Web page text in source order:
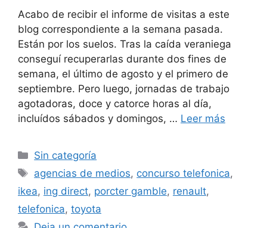
Acabo de recibir el informe de visitas a este
blog correspondiente a la semana pasada.
Están por los suelos. Tras la caída veraniega
conseguí recuperarlas durante dos fines de
semana, el último de agosto y el primero de
septiembre. Pero luego, jornadas de trabajo
agotadoras, doce y catorce horas al día,
incluídos sábados y domingos, … Leer más
Categorías
Sin categoría
Etiquetas
agencias de medios, concurso telefonica,
ikea, ing direct, porcter gamble, renault,
telefonica, toyota